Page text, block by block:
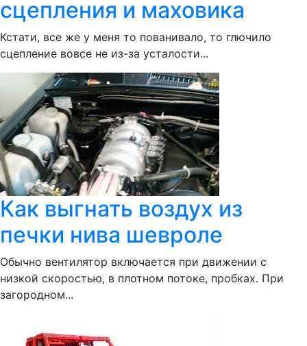
сцепления и маховика
Кстати, все же у меня то пованивало, то глючило
сцепление вовсе не из-за усталости...
Как выгнать воздух из
печки нива шевроле
Обычно вентилятор включается при движении с
низкой скоростью, в плотном потоке, пробках. При
загородном...